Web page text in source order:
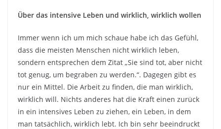
Über das intensive Leben und wirklich, wirklich wollen
Immer wenn ich um mich schaue habe ich das Gefühl,
dass die meisten Menschen nicht wirklich leben,
sondern entsprechen dem Zitat „Sie sind tot, aber nicht
tot genug, um begraben zu werden.“. Dagegen gibt es
nur ein Mittel. Die Arbeit zu finden, die man wirklich,
wirklich will. Nichts anderes hat die Kraft einen zurück
in ein intensives Leben zu ziehen, ein Leben, in dem
man tatsächlich, wirklich lebt. Ich bin sehr beeindruckt